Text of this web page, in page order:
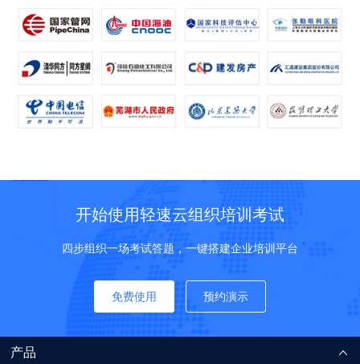
开始使用轻速云组织培训考试
四步组织一场考试答题，一键搭建企业培训平台
免费使用 预约演示
产品